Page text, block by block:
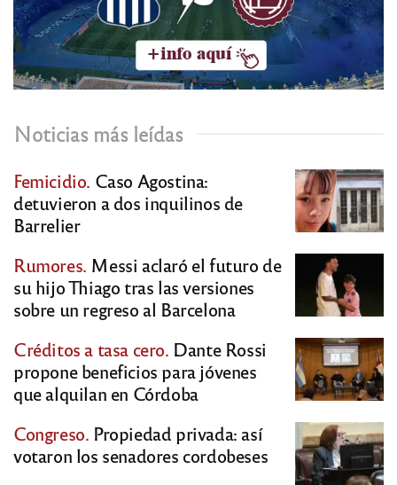
Noticias más leídas
Femicidio. Caso Agostina:
detuvieron a dos inquilinos de
Barrelier
Rumores. Messi aclaró el futuro de
su hijo Thiago tras las versiones
sobre un regreso al Barcelona
Créditos a tasa cero. Dante Rossi
propone beneficios para jóvenes
que alquilan en Córdoba
Congreso. Propiedad privada: así
votaron los senadores cordobeses